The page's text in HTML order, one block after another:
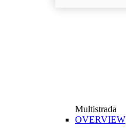
Multistrada
OVERVIEW